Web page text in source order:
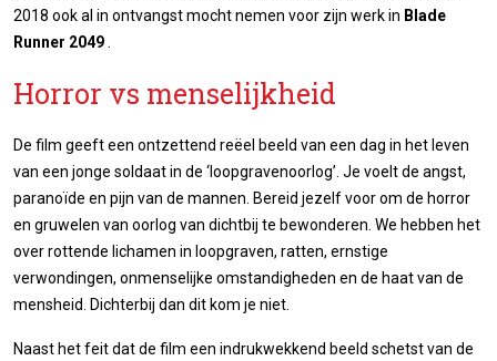
2018 ook al in ontvangst mocht nemen voor zijn werk in Blade
Runner 2049
Horror vs menselijkheid
De film geeft een ontzettend reëel beeld van een dag in het leven
van een jonge soldaat in de ‘loopgravenoorlog’. Je voelt de angst,
paranoïde en pijn van de mannen. Bereid jezelf voor om de horror
en gruwelen van oorlog van dichtbij te bewonderen. We hebben het
over rottende lichamen in loopgraven, ratten, ernstige
verwondingen, onmenselijke omstandigheden en de haat van de
mensheid. Dichterbij dan dit kom je niet.
Naast het feit dat de film een indrukwekkend beeld schetst van de